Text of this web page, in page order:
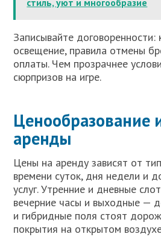
стиль, уют и многообразие
Записывайте договоренности:
освещение, правила отмены
оплаты. Чем прозрачнее
сюрпризов на игре.
Ценообразование
аренды
Цены на аренду зависят от
времени суток, дня недели и
услуг. Утренние и дневные
вечерние часы и выходные —
и гибридные поля стоят
покрытия на открытом